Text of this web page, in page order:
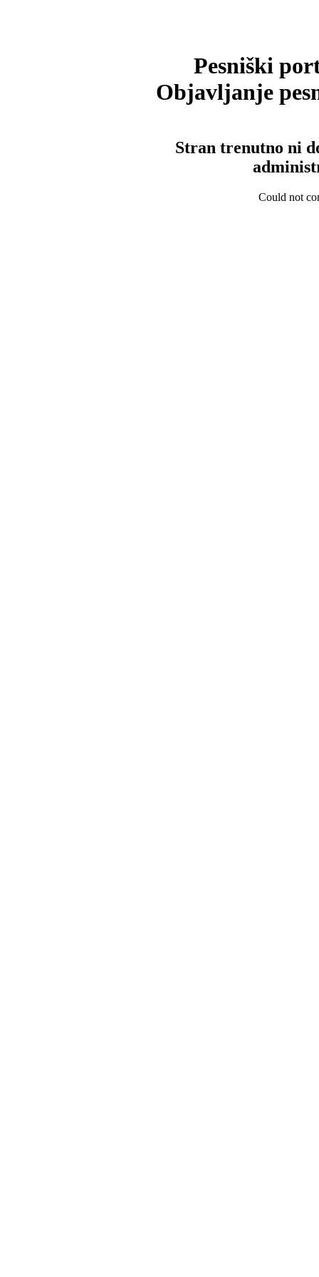
Pesniški
Objavljanje
Stran trenutno ni
Could not